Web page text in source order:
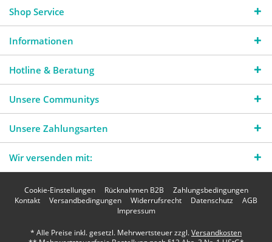
Shop Service
Informationen
Hotline & Beratung
Unsere Communitys
Unsere Zahlungsarten
Wir versenden mit:
Cookie-Einstellungen Rücknahmen B2B
Zahlungsbedingungen
Kontakt
Versandbedingungen Widerrufsrecht Datenschutz
AGB
Impressum
* Alle Preise inkl. gesetzl. Mehrwertsteuer zzgl.Versandkosten